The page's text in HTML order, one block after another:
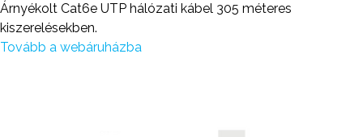
Árnyékolt Cat6e UTP hálózati kábel 305 méteres
kiszerelésekben.
Tovább a webáruházba